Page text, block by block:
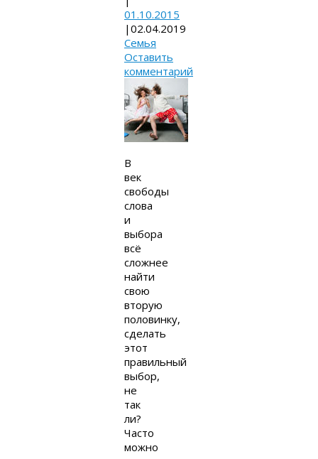
01.10.2015
| 02.04.2019
Семья
Оставить
комментарий
В
век
свободы
слова
и
выбора
всё
сложнее
найти
свою
вторую
половинку,
сделать
этот
правильный
выбор,
не
так
ли?
Часто
можно